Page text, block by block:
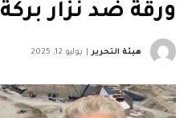
ورقة ضد نزار بركة
هيئة التحرير يوليو 12, 2025